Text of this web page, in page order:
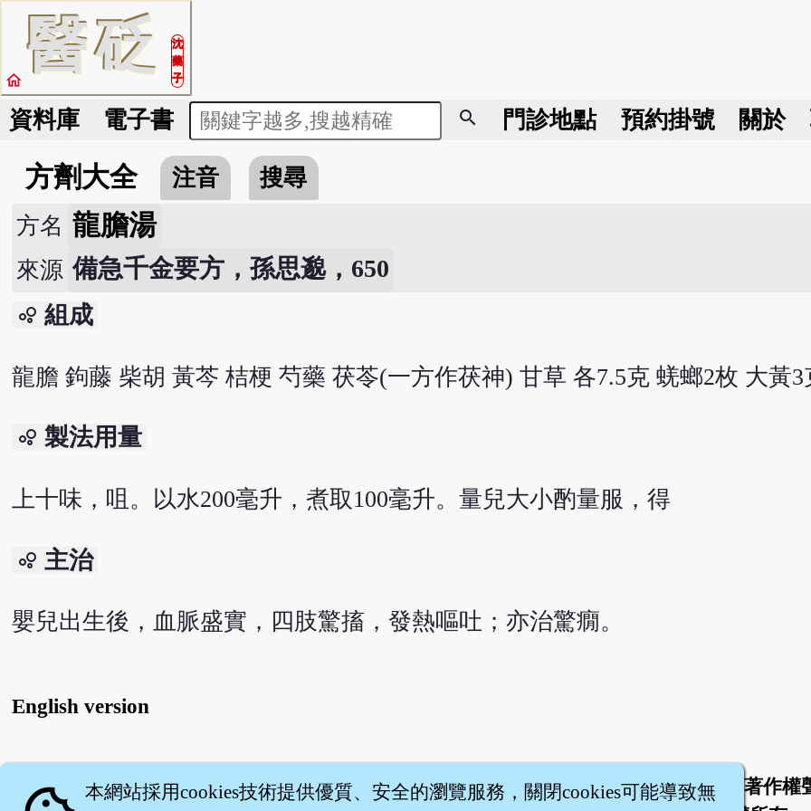
醫砭
沈
藥
子
home
資料庫 電子書 search 門診地點 預約掛號 關於
方劑大全 注音
搜尋
方名 龍膽湯
來源 備急千金要方，孫思邈，650
bubble_chart 組成
龍膽 鉤藤 柴胡 黃芩 桔梗 芍藥 茯苓(一方作茯神) 甘草 各7.5克 蜣螂2枚 大黃3
bubble_chart 製法用量
上十味，咀。以水200毫升，煮取100毫升。量兒大小酌量服，得
bubble_chart 主治
嬰兒出生後，血脈盛實，四肢驚搐，發熱嘔吐；亦治驚癇。
English version
關於 | 聯絡我們 服務條款 隱私權條款
著作權
本網站採用cookies技術提供優質、安全的瀏覽服務，關閉cookies可能導致無